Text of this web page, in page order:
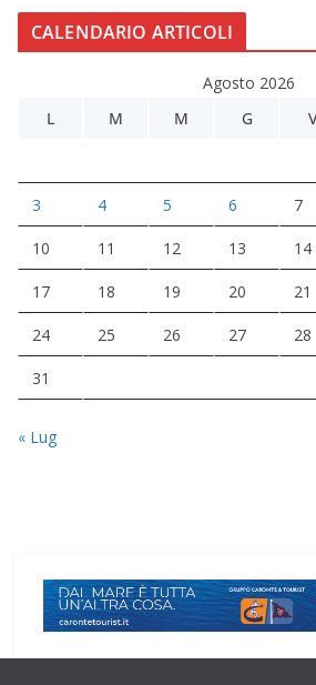
CALENDARIO ARTICOLI
Agosto 2026
L
M M G
3 4 5 6 7
10 11 12 13 14
17 18 19 20 21
24 25 26 27 28
31
« Lug